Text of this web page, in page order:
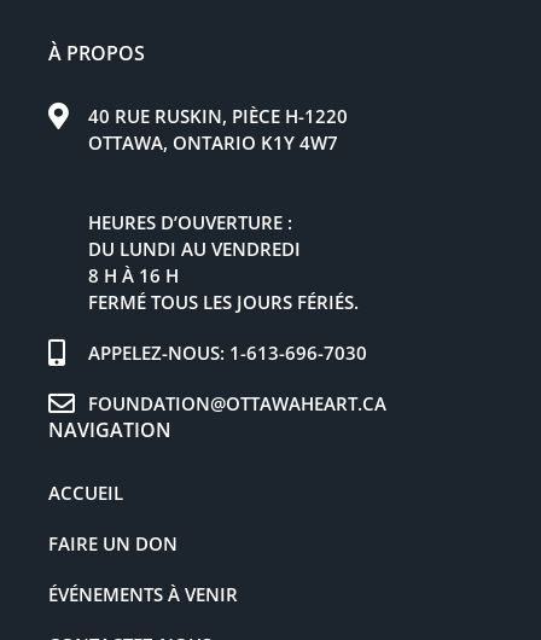
À PROPOS
40 RUE RUSKIN, PIÈCE H-1220
OTTAWA, ONTARIO K1Y 4W7
HEURES D’OUVERTURE :
DU LUNDI AU VENDREDI
8 H À 16 H
FERMÉ TOUS LES JOURS FÉRIÉS.
APPELEZ-NOUS: 1-613-696-7030
FOUNDATION@OTTAWAHEART.CA
NAVIGATION
ACCUEIL
FAIRE UN DON
ÉVÉNEMENTS À VENIR